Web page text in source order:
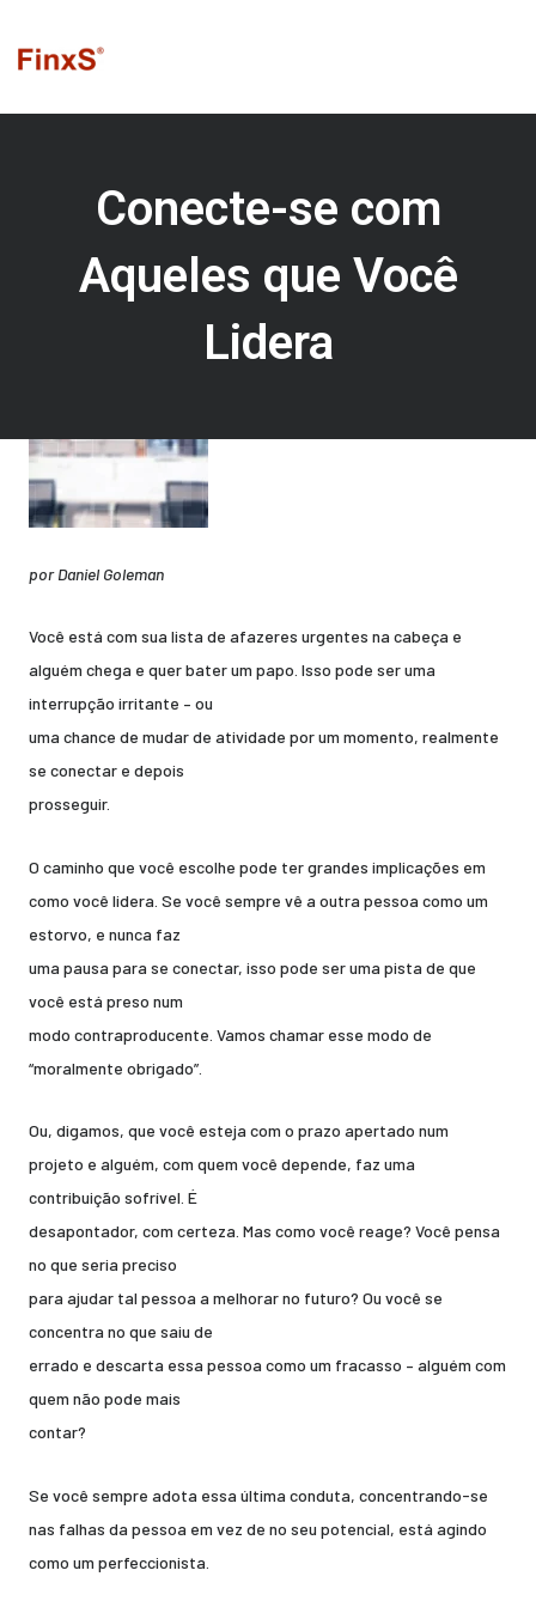
para
conteúdo
Conecte-se com
Aqueles que Você
Lidera
por Daniel Goleman
Você está com sua lista de afazeres urgentes na cabeça e
alguém chega e quer bater um papo. Isso pode ser uma
interrupção irritante – ou
uma chance de mudar de atividade por um momento, realmente
se conectar e depois
prosseguir.
O caminho que você escolhe pode ter grandes implicações em
como você lidera. Se você sempre vê a outra pessoa como um
estorvo, e nunca faz
uma pausa para se conectar, isso pode ser uma pista de que
você está preso num
modo contraproducente. Vamos chamar esse modo de
“moralmente obrigado”.
Ou, digamos, que você esteja com o prazo apertado num
projeto e alguém, com quem você depende, faz uma
contribuição sofrível. É
desapontador, com certeza. Mas como você reage? Você pensa
no que seria preciso
para ajudar tal pessoa a melhorar no futuro? Ou você se
concentra no que saiu de
errado e descarta essa pessoa como um fracasso – alguém com
quem não pode mais
contar?
Se você sempre adota essa última conduta, concentrando-se
nas falhas da pessoa em vez de no seu potencial, está agindo
como um perfeccionista.